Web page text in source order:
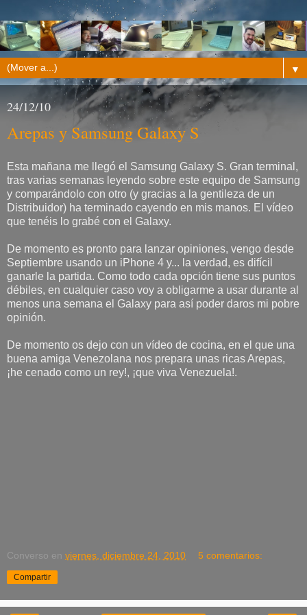
▼
24/12/10
Arepas y Samsung Galaxy S
Esta mañana me llegó el Samsung Galaxy S. Gran terminal,
tras varias semanas leyendo sobre este equipo de Samsung
y comparándolo con otro (y gracias a la gentileza de un
Distribuidor) ha terminado cayendo en mis manos. El vídeo
que tenéis lo grabé con el Galaxy.
De momento es pronto para lanzar opiniones, vengo desde
Septiembre usando un iPhone 4 y... la verdad, es difícil
ganarle la partida. Como todo cada opción tiene sus puntos
débiles, en cualquier caso voy a obligarme a usar durante al
menos una semana el Galaxy para así poder daros mi pobre
opinión.
De momento os dejo con un vídeo de cocina, en el que una
buena amiga Venezolana nos prepara unas ricas Arepas,
¡he cenado como un rey!, ¡que viva Venezuela!.
Converso en viernes, diciembre 24, 2010 5 comentarios:
Compartir